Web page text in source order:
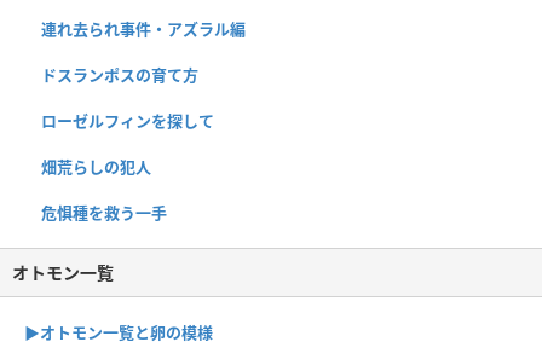
連れ去られ事件・アズラル編
ドスランポスの育て方
ローゼルフィンを探して
畑荒らしの犯人
危惧種を救う一手
オトモン一覧
▶︎オトモン一覧と卵の模様